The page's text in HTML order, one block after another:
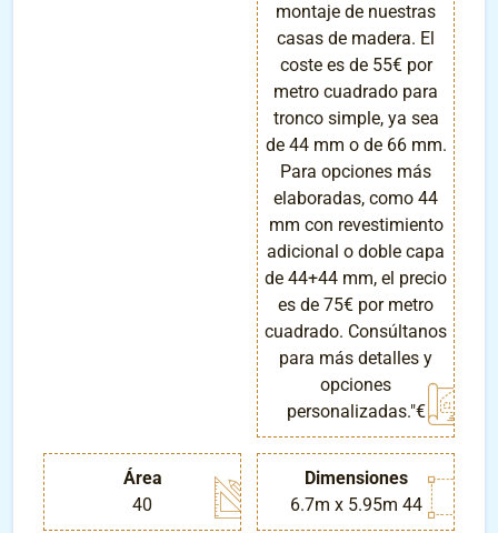
montaje de nuestras
casas de madera. El
coste es de 55€ por
metro cuadrado para
tronco simple, ya sea
de 44 mm o de 66 mm.
Para opciones más
elaboradas, como 44
mm con revestimiento
adicional o doble capa
de 44+44 mm, el precio
es de 75€ por metro
cuadrado. Consúltanos
para más detalles y
opciones
personalizadas."€
Área
40
Dimensiones
6.7m x 5.95m 44